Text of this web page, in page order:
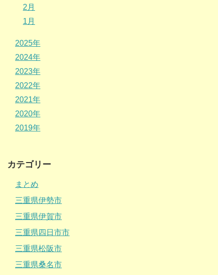
2月
1月
2025年
2024年
2023年
2022年
2021年
2020年
2019年
カテゴリー
まとめ
三重県伊勢市
三重県伊賀市
三重県四日市市
三重県松阪市
三重県桑名市